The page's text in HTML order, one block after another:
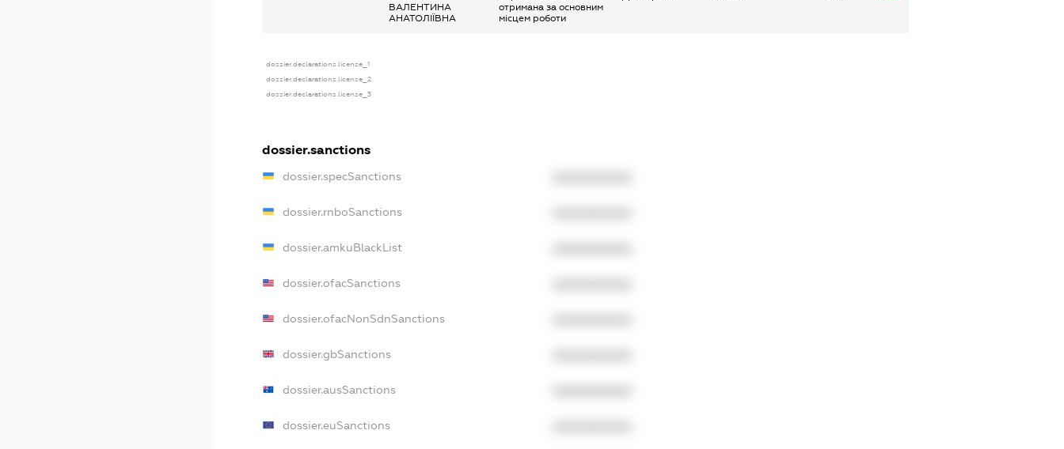
ВАЛЕНТИНА
АНАТОЛІЇВНА
отримана за основним
місцем роботи
dossier.declarations.license_1
dossier.declarations.license_2
dossier.declarations.license_3
dossier.sanctions
dossier.specSanctions
dossier.rnboSanctions
dossier.amkuBlackList
dossier.ofacSanctions
dossier.ofacNonSdnSanctions
dossier.gbSanctions
dossier.ausSanctions
dossier.euSanctions